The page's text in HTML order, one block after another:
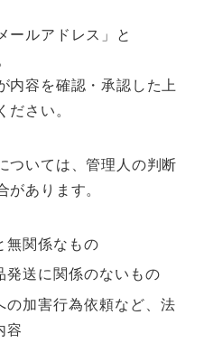
ールアドレス」と
内容を確認・承認した上
ださい。
ついては、管理人の判断
があります。
無関係なもの
発送に関係のないもの
の加害行為依頼など、法
容